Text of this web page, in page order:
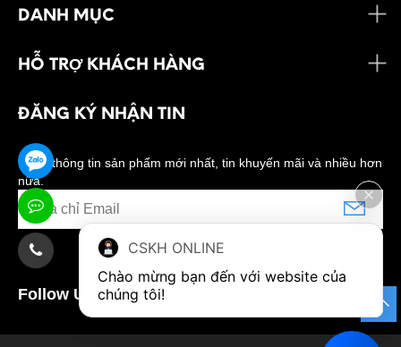
DANH MỤC
HỖ TRỢ KHÁCH HÀNG
ĐĂNG KÝ NHẬN TIN
Nhận thông tin sản phẩm mới nhất, tin khuyến mãi và nhiều hơn
nữa.
Follow Us:
CSKH ONLINE
Chào mừng bạn đến với website của
chúng tôi!